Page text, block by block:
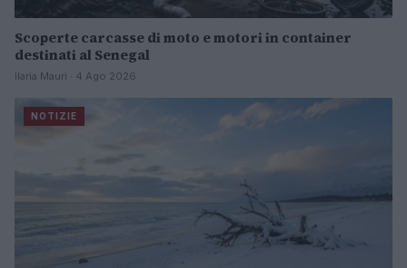
Scoperte carcasse di moto e motori in container
destinati al Senegal
Ilaria Mauri · 4 Ago 2026
NOTIZIE